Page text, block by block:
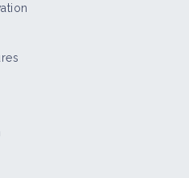
"Carbone, climat,